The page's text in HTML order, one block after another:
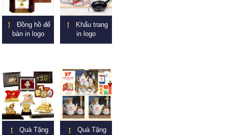
Đồng hồ để
bàn in logo
Khẩu trang
in logo
Quà Tặng
Quà Tặng